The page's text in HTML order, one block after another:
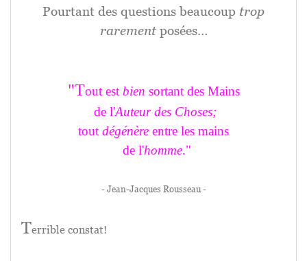
Pourtant des questions beaucoup trop
rarement posées…
"Tout est bien sortant des Mains
de l'Auteur des Choses;
tout dégénère entre les mains
de l'homme."
- Jean-Jacques Rousseau -
Terrible constat!